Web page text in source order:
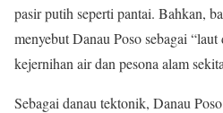
pasir putih seperti pantai. Bahkan,
menyebut Danau Poso sebagai
kejernihan air dan pesona alam
Sebagai danau tektonik, Danau